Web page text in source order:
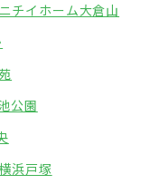
ニチイホーム大倉山
公園
浜戸塚